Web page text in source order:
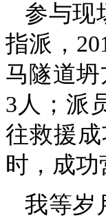
参与现
指派，
马隧道
3人；派
往救援
时，成功
我等岁